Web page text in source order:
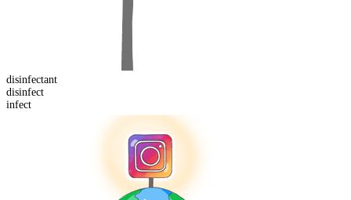
disinfectant
disinfect
infect